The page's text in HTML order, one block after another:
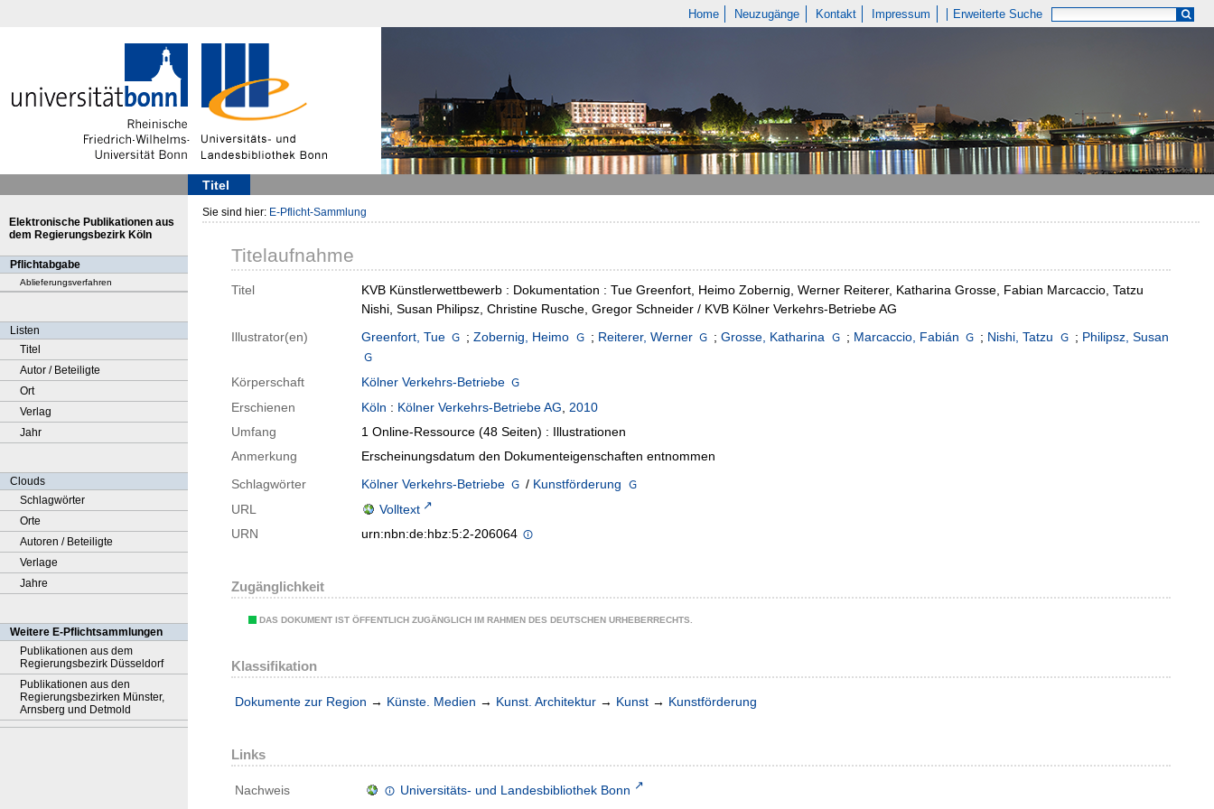
Home Neuzugänge Kontakt Impressum Erweiterte Suche
Titel
Elektronische Publikationen aus
dem Regierungsbezirk Köln
Pflichtabgabe
Ablieferungsverfahren
Listen
Titel
Autor / Beteiligte
Ort
Verlag
Jahr
Clouds
Schlagwörter
Orte
Autoren / Beteiligte
Verlage
Jahre
Weitere E-Pflichtsammlungen
Publikationen aus dem
Regierungsbezirk Düsseldorf
Publikationen aus den
Regierungsbezirken Münster,
Arnsberg und Detmold
Sie sind hier: E-Pflicht-Sammlung
Titelaufnahme
Titel
KVB Künstlerwettbewerb : Dokumentation : Tue Greenfort, Heimo Zobernig, Werner Reiterer, Katharina Grosse, Fabian Marcaccio, Tatzu
Nishi, Susan Philipsz, Christine Rusche, Gregor Schneider / KVB Kölner Verkehrs-Betriebe AG
Illustrator(en)
Greenfort, Tue ; Zobernig, Heimo ; Reiterer, Werner ; Grosse, Katharina ; Marcaccio, Fabián ; Nishi, Tatzu ; Philipsz, Susan
Körperschaft
Kölner Verkehrs-Betriebe
Erschienen
Köln : Kölner Verkehrs-Betriebe AG, 2010
Umfang
1 Online-Ressource (48 Seiten) : Illustrationen
Anmerkung
Erscheinungsdatum den Dokumenteigenschaften entnommen
Schlagwörter
Kölner Verkehrs-Betriebe / Kunstförderung
URL
Volltext
URN
urn:nbn:de:hbz:5:2-206064
Zugänglichkeit
DAS DOKUMENT IST ÖFFENTLICH ZUGÄNGLICH IM RAHMEN DES DEUTSCHEN URHEBERRECHTS.
Klassifikation
Dokumente zur Region → Künste. Medien → Kunst. Architektur → Kunst → Kunstförderung
Links
Nachweis Universitäts- und Landesbibliothek Bonn